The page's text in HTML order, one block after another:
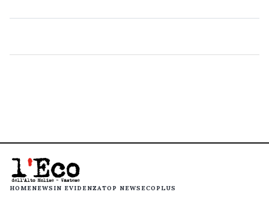
HOMENEWS IN EVIDENZATOP NEWS ECOPLUS